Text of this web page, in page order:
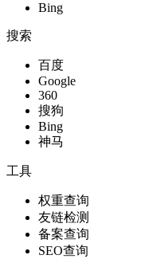
Bing
搜索
百度
Google
360
搜狗
Bing
神马
工具
权重查询
友链检测
备案查询
SEO查询